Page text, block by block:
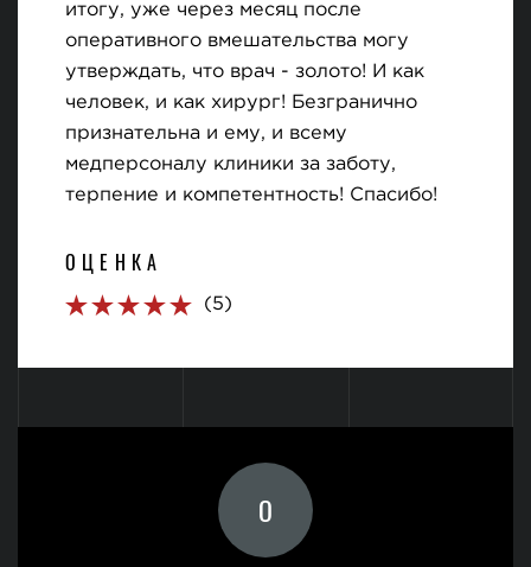
итогу, уже через месяц после
оперативного вмешательства могу
утверждать, что врач - золото! И как
человек, и как хирург! Безгранично
признательна и ему, и всему
медперсоналу клиники за заботу,
терпение и компетентность! Спасибо!
ОЦЕНКА
(5)
О